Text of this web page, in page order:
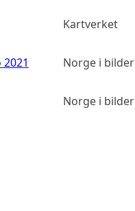
Kartverket
Norge i bilder
Norge i bilder